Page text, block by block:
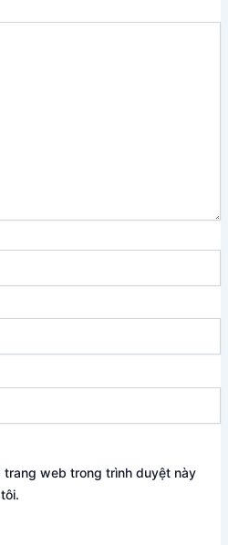
trang web trong trình duyệt này